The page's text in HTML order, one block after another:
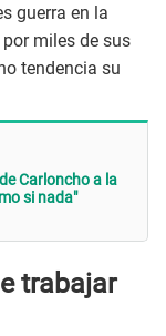
guerra en la
miles de sus
tendencia su
Carloncho a la
si nada"
trabajar